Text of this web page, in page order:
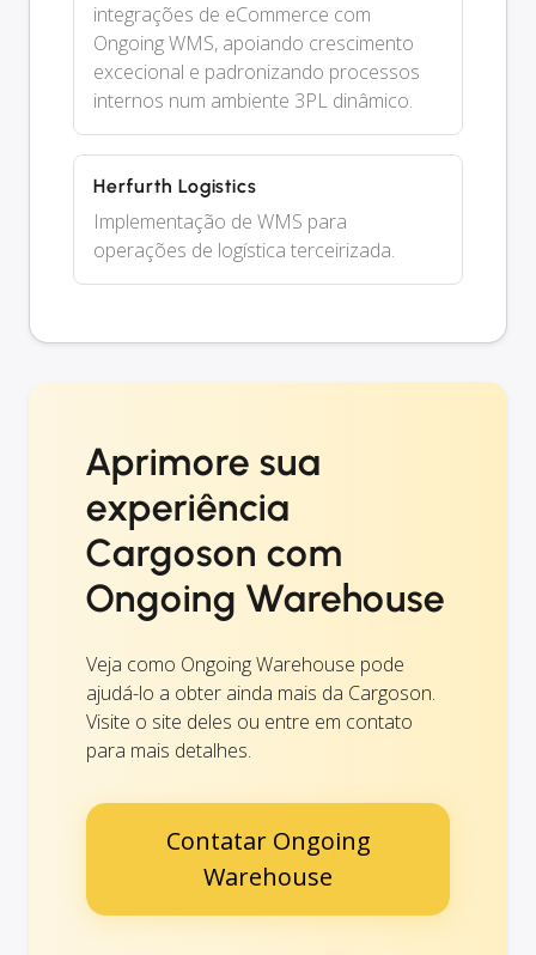
integrações de eCommerce com
Ongoing WMS, apoiando crescimento
excecional e padronizando processos
internos num ambiente 3PL dinâmico.
Herfurth Logistics
Implementação de WMS para
operações de logística terceirizada.
Aprimore sua
experiência
Cargoson com
Ongoing Warehouse
Veja como Ongoing Warehouse pode
ajudá-lo a obter ainda mais da Cargoson.
Visite o site deles ou entre em contato
para mais detalhes.
Contatar Ongoing
Warehouse